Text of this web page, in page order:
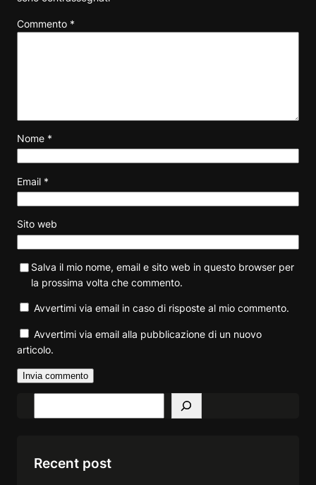
Commento *
Nome *
Email *
Sito web
Salva il mio nome, email e sito web in questo browser per
la prossima volta che commento.
Avvertimi via email in caso di risposte al mio commento.
Avvertimi via email alla pubblicazione di un nuovo
articolo.
e
c
Recent post